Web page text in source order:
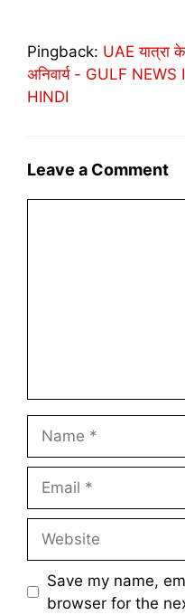
Pingback: UAE यात्रा
अनिवार्य - GULF
HINDI
Leave a Comment
Save my name,
browser for the